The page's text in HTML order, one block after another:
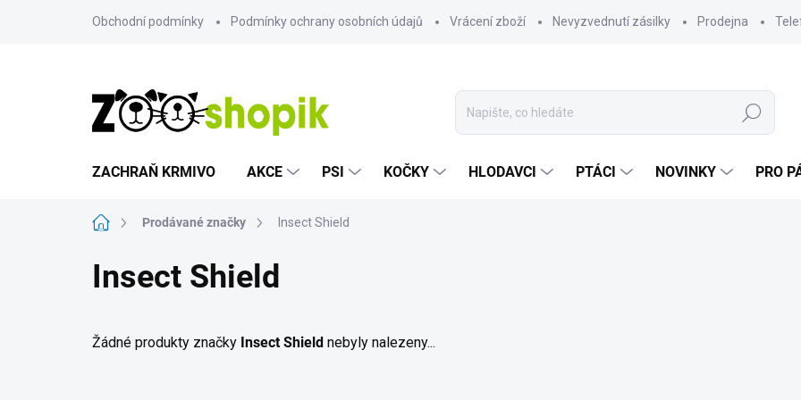
Obchodní podmínky Podmínky ochrany osobních údajů Vrácení zboží Nevyzvednutí zásilky Prodejna
Hledat
ZACHRAŇ KRMIVO AKCE PSI KOČKY HLODAVCI PTÁCI NOVINKY PRO
Domů Prodávané značky Insect Shield
Insect Shield
Žádné produkty značky Insect Shield nebyly nalezeny...